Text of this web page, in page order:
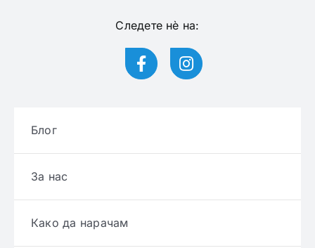
Следете нѐ на:
Блог
За нас
Како да нарачам